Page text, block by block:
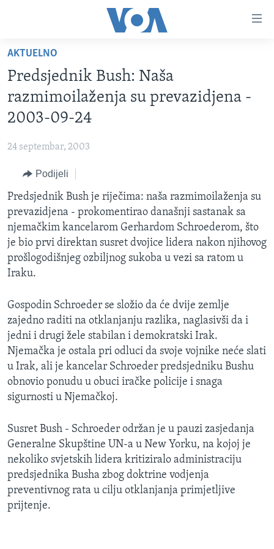
glavni
sadržaj
na
glavnu
Idi
pretragu
TV PROGRAM
FOTOGRAFIJE DANA
SJEDINJENE AMERIČKE DRŽAVE
BOSNA I HERCEGOVINA
SVIJET
NAUKA I TEHNOLOGIJA
SPECIJALNI PROJEKTI
KORUPCIJA
SLOBODA MEDIJA
ŽENSKA STRANA
IZBJEGLIČKA STRANA
O GLASU AMERIKE
Learning English
PRATITE NAS
Jezici
AKTUELNO
Predsjednik Bush: Naša
razmimoilaženja su prevazidjena -
2003-09-24
24 septembar, 2003
Podijeli
Predsjednik Bush je riječima: naša razmimoilaženja su
prevazidjena - prokomentirao današnji sastanak sa
njemačkim kancelarom Gerhardom Schroederom, što
je bio prvi direktan susret dvojice lidera nakon njihovog
prošlogodišnjeg ozbiljnog sukoba u vezi sa ratom u
Iraku.
Gospodin Schroeder se složio da će dvije zemlje
zajedno raditi na otklanjanju razlika, naglasivši da i
jedni i drugi žele stabilan i demokratski Irak.
Njemačka je ostala pri odluci da svoje vojnike neće slati
u Irak, ali je kancelar Schroeder predsjedniku Bushu
obnovio ponudu u obuci iračke policije i snaga
sigurnosti u Njemačkoj.
Susret Bush - Schroeder održan je u pauzi zasjedanja
Generalne Skupštine UN-a u New Yorku, na kojoj je
nekoliko svjetskih lidera kritiziralo administraciju
predsjednika Busha zbog doktrine vodjenja
preventivnog rata u cilju otklanjanja primjetljive
prijtenje.